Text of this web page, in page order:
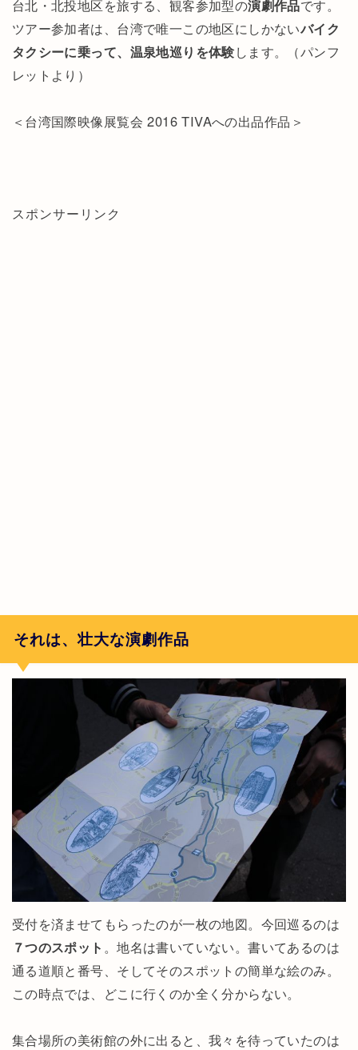
台北・北投地区を旅する、観客参加型の演劇作品です。
ツアー参加者は、台湾で唯一この地区にしかないバイク
タクシーに乗って、温泉地巡りを体験します。（パンフ
レットより）
＜台湾国際映像展覧会 2016 TIVAへの出品作品＞
スポンサーリンク
それは、壮大な演劇作品
受付を済ませてもらったのが一枚の地図。今回巡るのは
７つのスポット 。地名は書いていない。書いてあるのは
通る道順と番号、そしてそのスポットの簡単な絵のみ。
この時点では、どこに行くのか全く分からない。
集合場所の美術館の外に出ると、我々を待っていたのは